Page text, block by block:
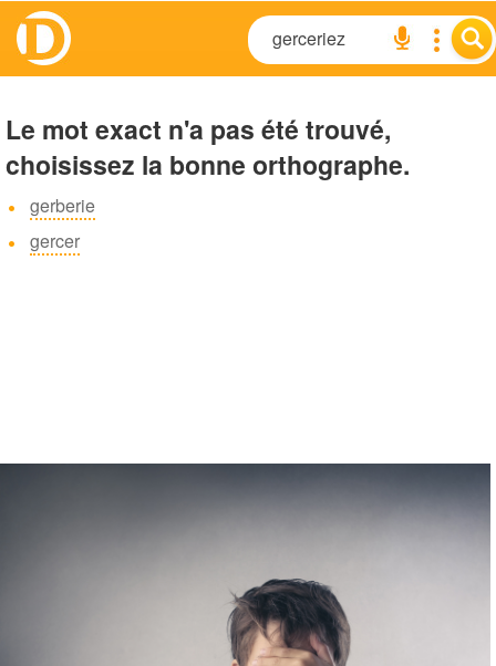
Le mot exact n'a pas été trouvé,
choisissez la bonne orthographe.
gerberie
gercer